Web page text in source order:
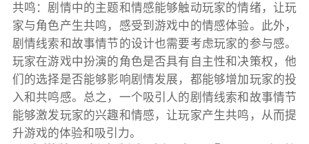
共鸣：剧情中的主题和情感能够触动玩家的情绪，让玩
家与角色产生共鸣，感受到游戏中的情感体验。此外，
剧情线索和故事情节的设计也需要考虑玩家的参与感。
玩家在游戏中扮演的角色是否具有自主性和决策权，他
们的选择是否能够影响剧情发展，都能够增加玩家的投
入和共鸣感。总之，一个吸引人的剧情线索和故事情节
能够激发玩家的兴趣和情感，让玩家产生共鸣，从而提
升游戏的体验和吸引力。